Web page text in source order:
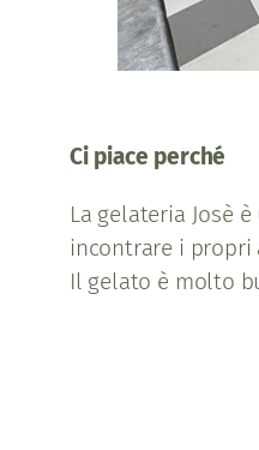
Ci piace perché
La gelateria Josè
incontrare i propri
Il gelato è molto